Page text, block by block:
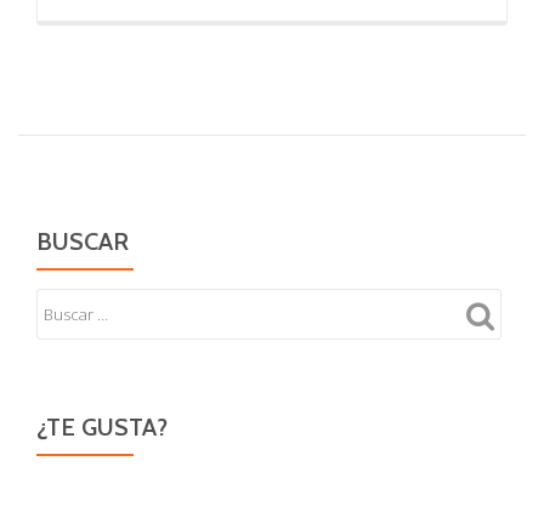
y
BUSCAR
¿TE GUSTA?